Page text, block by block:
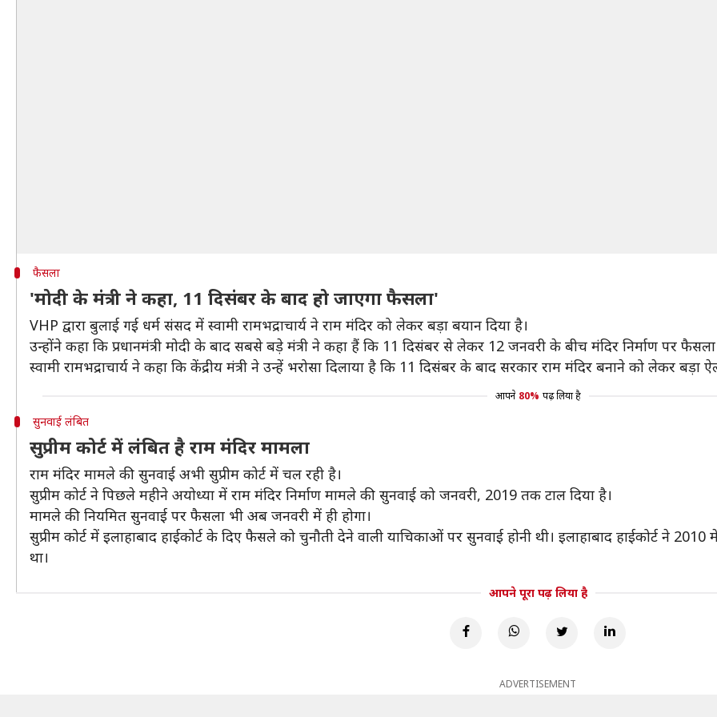
फैसला
'मोदी के मंत्री ने कहा, 11 दिसंबर के बाद हो जाएगा फैसला'
VHP द्वारा बुलाई गई धर्म संसद में स्वामी रामभद्राचार्य ने राम मंदिर को लेकर बड़ा बयान दिया है।
उन्होंने कहा कि प्रधानमंत्री मोदी के बाद सबसे बड़े मंत्री ने कहा हैं कि 11 दिसंबर से लेकर 12 जनवरी के बीच मंदिर निर्माण पर फैसला
स्वामी रामभद्राचार्य ने कहा कि केंद्रीय मंत्री ने उन्हें भरोसा दिलाया है कि 11 दिसंबर के बाद सरकार राम मंदिर बनाने को लेकर बड़ा
आपने 80% पढ़ लिया है
सुनवाई लंबित
सुप्रीम कोर्ट में लंबित है राम मंदिर मामला
राम मंदिर मामले की सुनवाई अभी सुप्रीम कोर्ट में चल रही है।
सुप्रीम कोर्ट ने पिछले महीने अयोध्या में राम मंदिर निर्माण मामले की सुनवाई को जनवरी, 2019 तक टाल दिया है।
मामले की नियमित सुनवाई पर फैसला भी अब जनवरी में ही होगा।
सुप्रीम कोर्ट में इलाहाबाद हाईकोर्ट के दिए फैसले को चुनौती देने वाली याचिकाओं पर सुनवाई होनी थी। इलाहाबाद हाईकोर्ट ने
था।
आपने पूरा पढ़ लिया है
ADVERTISEMENT